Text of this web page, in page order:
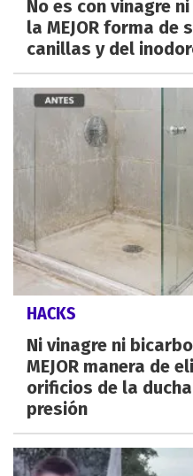
No es con vinagre
la MEJOR forma de
canillas y del
HACKS
Ni vinagre ni
MEJOR manera de
orificios de la ducha
presión